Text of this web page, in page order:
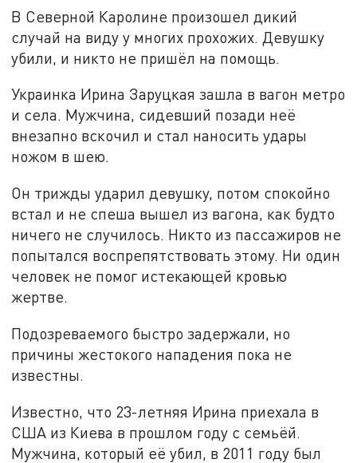
В Северной Каролине произошел дикий
случай на виду у многих прохожих. Девушку
убили, и никто не пришёл на помощь.
Украинка Ирина Заруцкая зашла в вагон метро
и села. Мужчина, сидевший позади неё
внезапно вскочил и стал наносить удары
ножом в шею.
Он трижды ударил девушку, потом спокойно
встал и не спеша вышел из вагона, как будто
ничего не случилось. Никто из пассажиров не
попытался воспрепятствовать этому. Ни один
человек не помог истекающей кровью
жертве.
Подозреваемого быстро задержали, но
причины жестокого нападения пока не
известны.
Известно, что 23-летняя Ирина приехала в
США из Киева в прошлом году с семьёй.
Мужчина, который её убил, в 2011 году был